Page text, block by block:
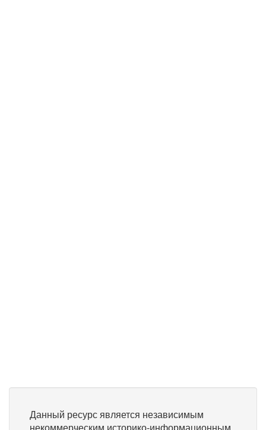
Данный ресурс является независимым
некоммерческим историко-информационным